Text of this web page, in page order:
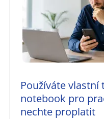
Používáte
notebook pro
nechte proplatit